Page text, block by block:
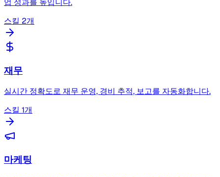
업 성과를 높입니다.
스킬 2개
재무
실시간 정확도로 재무 운영, 경비 추적, 보고를 자동화합니다.
스킬 1개
마케팅